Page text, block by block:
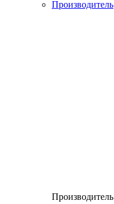
Производитель
Производитель